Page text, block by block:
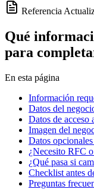
Referencia
Qué
para
En esta página
Información
Datos del
Datos de acceso
Imagen del
Datos
¿Necesito RFC
¿Qué pasa si
Checklist antes
Preguntas